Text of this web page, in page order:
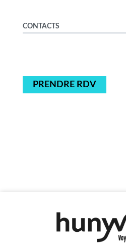
CONTACTS
PRENDRE RDV